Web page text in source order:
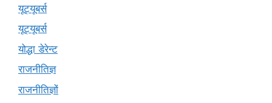
यूट्यूबर्स
यूट्‍यूबर्स
योद्धा डेरेन्ट
राजनीतिज्ञ
राजनीतिज्ञों